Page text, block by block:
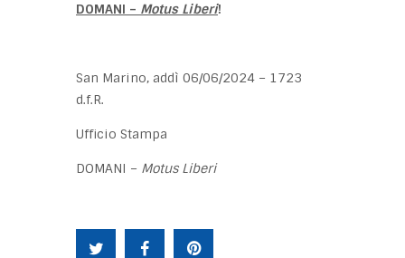
DOMANI – Motus Liberi!
San Marino, addì 06/06/2024 – 1723
d.f.R.
Ufficio Stampa
DOMANI – Motus Liberi